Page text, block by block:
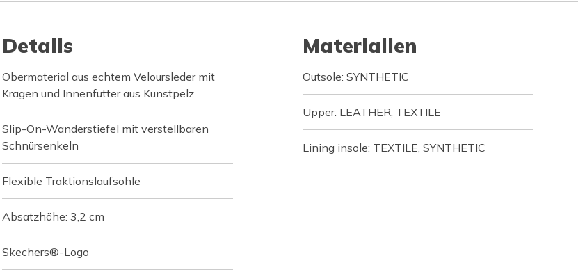
Details
Obermaterial aus echtem Veloursleder mit
Kragen und Innenfutter aus Kunstpelz
Slip-On-Wanderstiefel mit verstellbaren
Schnürsenkeln
Flexible Traktionslaufsohle
Absatzhöhe: 3,2 cm
Skechers®-Logo
Materialien
Outsole: SYNTHETIC
Upper: LEATHER, TEXTILE
Lining insole: TEXTILE, SYNTHETIC